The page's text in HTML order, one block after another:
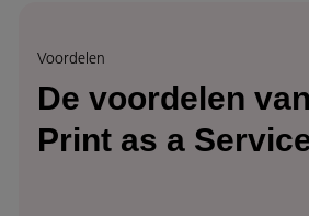
Voordelen
De voordelen
Print as a